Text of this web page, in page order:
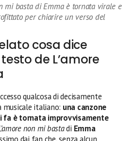
mi basta di Emma è tornata virale e
per chiarire un verso del
cosa dice
de L’amore
qualcosa di decisamente
italiano: una canzone
fa è tornata improvvisamente
non mi bastadi Emma
dai fan che, senza alcun